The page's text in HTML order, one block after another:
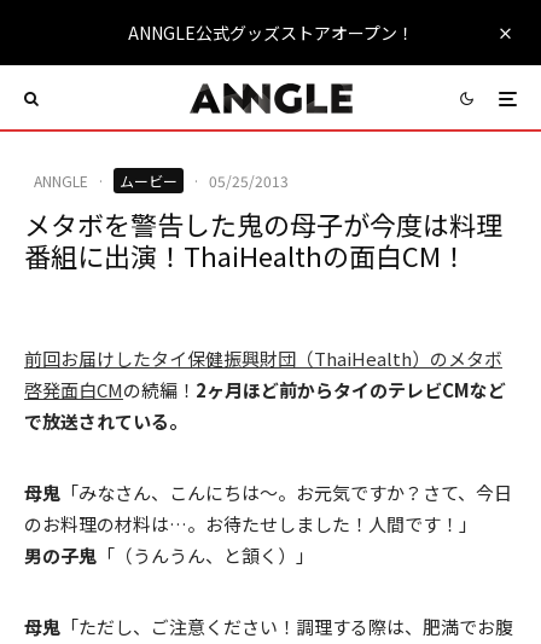
ANNGLE公式グッズストアオープン！
ANNGLE · ムービー · 05/25/2013
メタボを警告した鬼の母子が今度は料理
番組に出演！ThaiHealthの面白CM！
前回お届けしたタイ保健振興財団（ThaiHealth）のメタボ
啓発面白CMの続編！ 2ヶ月ほど前からタイのテレビCMなど
で放送されている。
母鬼 「みなさん、こんにちは～。お元気ですか？さて、今日
のお料理の材料は…。お待たせしました！人間です！」
男の子鬼 「（うんうん、と頷く）」
母鬼 「ただし、ご注意ください！調理する際は、肥満でお腹